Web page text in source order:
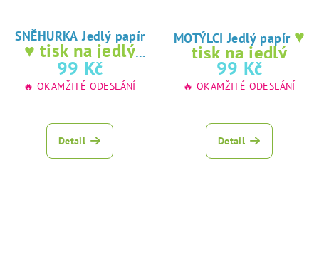
SNĚHURKA Jedlý papír
♥ tisk na jedlý
papír
99 Kč
🔥 OKAMŽITÉ ODESLÁNÍ
Detail
MOTÝLCI Jedlý papír ♥
tisk na jedlý
papír
99 Kč
🔥 OKAMŽITÉ ODESLÁNÍ
Detail